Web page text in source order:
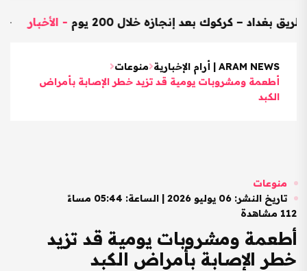
العراق - كركوك بعد إنجازه خلال 200 يوم -الأخبار
ARAM NEWS | أرام الإخبارية
منوعات
أطعمة ومشروبات يومية قد تزيد خطر الإصابة بأمراض
الكبد
منوعات
تاريخ النشر: 06 يوليو 2026 | الساعة: 05:44 مساءً
112 مشاهدة
أطعمة ومشروبات يومية قد تزيد
خطر الإصابة بأمراض الكبد